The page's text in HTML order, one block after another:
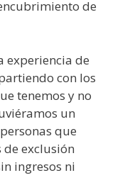
de
experiencia de
con los
tenemos y no
un
que
de exclusión
ingresos ni